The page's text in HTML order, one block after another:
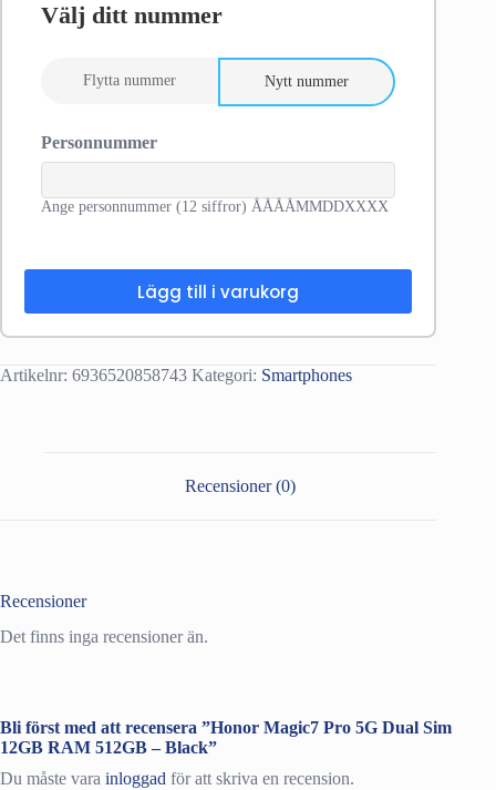
Välj ditt nummer
Flytta nummer Nytt nummer
Personnummer
Ange personnummer (12 siffror) ÅÅÅÅMMDDXXXX
Lägg till i varukorg
Artikelnr: 6936520858743 Kategori: Smartphones
Recensioner (0)
Recensioner
Det finns inga recensioner än.
Bli först med att recensera ”Honor Magic7 Pro 5G Dual Sim
12GB RAM 512GB – Black”
Du måste vara inloggad för att skriva en recension.